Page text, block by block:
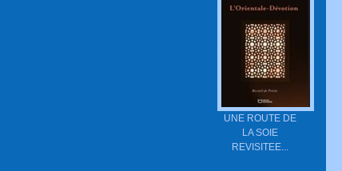
UNE ROUTE DE
LA SOIE
REVISITEE...